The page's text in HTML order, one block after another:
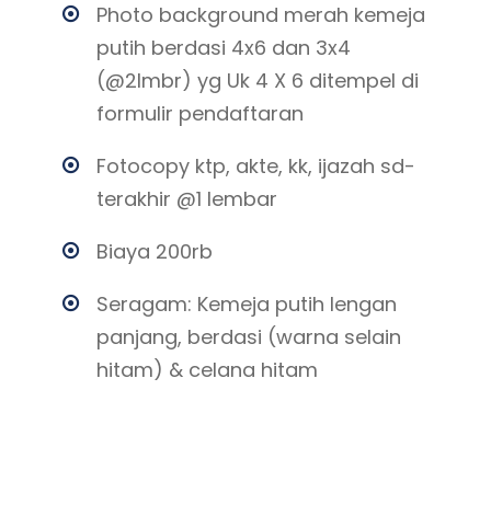
Photo background merah kemeja
putih berdasi 4x6 dan 3x4
(@2lmbr) yg Uk 4 X 6 ditempel di
formulir pendaftaran
Fotocopy ktp, akte, kk, ijazah sd-
terakhir @1 lembar
Biaya 200rb
Seragam: Kemeja putih lengan
panjang, berdasi (warna selain
hitam) & celana hitam